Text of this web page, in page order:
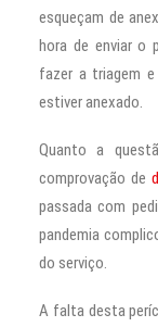
esqueçam de
hora de enviar o
fazer a triagem
estiver anexado.
Quanto a
comprovação de
passada com
pandemia
do serviço.
A falta desta